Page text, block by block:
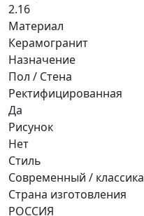
2.16
Материал
Керамогранит
Назначение
Пол / Стена
Ректифицированная
Да
Рисунок
Нет
Стиль
Современный / классика
Страна изготовления
РОССИЯ